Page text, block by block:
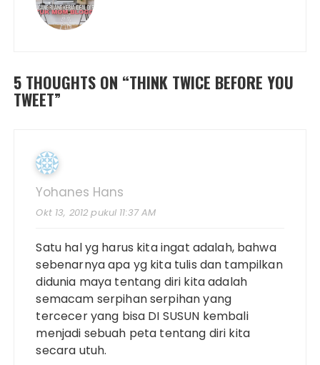
5 THOUGHTS ON “THINK TWICE BEFORE YOU
TWEET”
Yohanes Hans
Okt 13, 2012 pukul 11:37 AM
Satu hal yg harus kita ingat adalah, bahwa
sebenarnya apa yg kita tulis dan tampilkan
didunia maya tentang diri kita adalah
semacam serpihan serpihan yang
tercecer yang bisa DI SUSUN kembali
menjadi sebuah peta tentang diri kita
secara utuh.